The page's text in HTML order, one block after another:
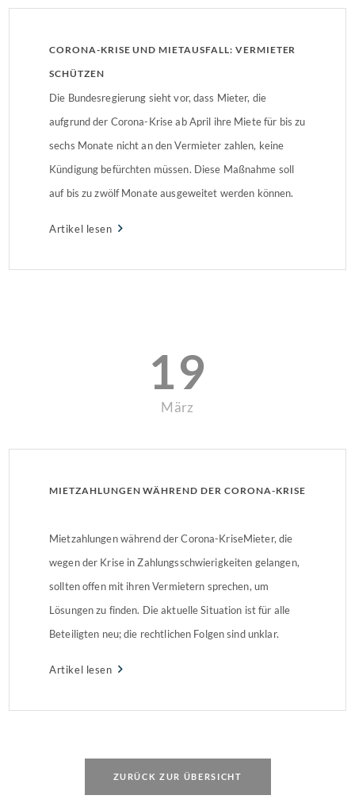
CORONA-KRISE UND MIETAUSFALL: VERMIETER
SCHÜTZEN
Die Bundesregierung sieht vor, dass Mieter, die
aufgrund der Corona-Krise ab April ihre Miete für bis zu
sechs Monate nicht an den Vermieter zahlen, keine
Kündigung befürchten müssen. Diese Maßnahme soll
auf bis zu zwölf Monate ausgeweitet werden können.
Artikel lesen
19
März
MIETZAHLUNGEN WÄHREND DER CORONA-KRISE
Mietzahlungen während der Corona-KriseMieter, die
wegen der Krise in Zahlungsschwierigkeiten gelangen,
sollten offen mit ihren Vermietern sprechen, um
Lösungen zu finden. Die aktuelle Situation ist für alle
Beteiligten neu; die rechtlichen Folgen sind unklar.
Artikel lesen
ZURÜCK ZUR ÜBERSICHT